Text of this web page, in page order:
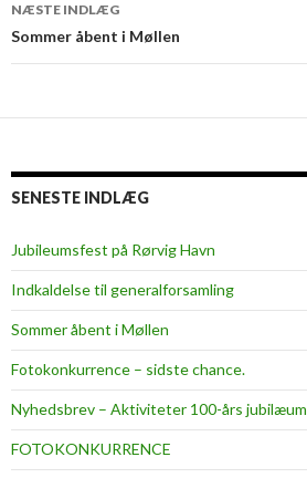
NÆSTE INDLÆG
Sommer åbent i Møllen
SENESTE INDLÆG
Jubileumsfest på Rørvig Havn
Indkaldelse til generalforsamling
Sommer åbent i Møllen
Fotokonkurrence – sidste chance.
Nyhedsbrev – Aktiviteter 100-års jubilæum
FOTOKONKURRENCE